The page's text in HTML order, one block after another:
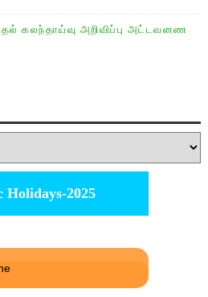
கலந்தாய்வு அறிவிப்பு அட்டவனண
Holidays-2025